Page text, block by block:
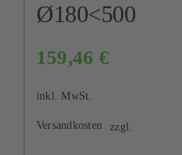
Ø180<500
159,46 €
inkl. MwSt.
zzgl.
Versandkosten